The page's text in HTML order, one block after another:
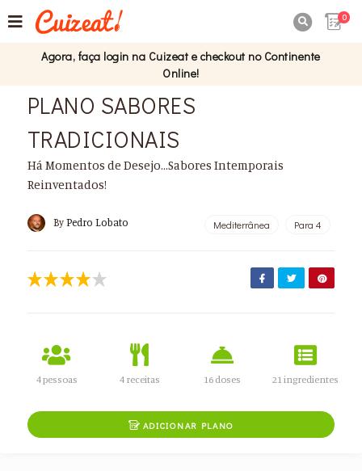
0
Agora, faça login na Cuizeat e checkout no Continente
Online!
PLANO SABORES
TRADICIONAIS
Há Momentos de Desejo...Sabores Intemporais
Reinventados!
By Pedro Lobato Mediterrânea Para 4
4 pessoas 4 receitas 16 doses 21 ingredientes
ADICIONAR PLANO